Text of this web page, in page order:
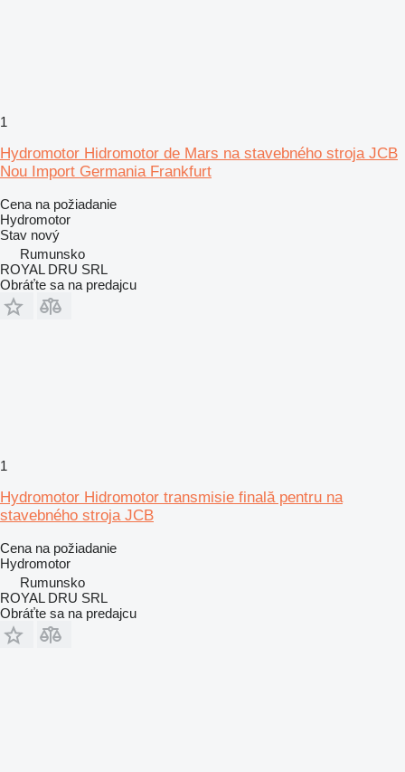
1
Hydromotor Hidromotor de Mars na stavebného stroja JCB
Nou Import Germania Frankfurt
Cena na požiadanie
Hydromotor
Stav nový
Rumunsko
ROYAL DRU SRL
Obráťte sa na predajcu
1
Hydromotor Hidromotor transmisie finală pentru na
stavebného stroja JCB
Cena na požiadanie
Hydromotor
Rumunsko
ROYAL DRU SRL
Obráťte sa na predajcu